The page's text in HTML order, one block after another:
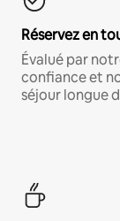
Réservez en
Évalué par
confiance et
séjour longue